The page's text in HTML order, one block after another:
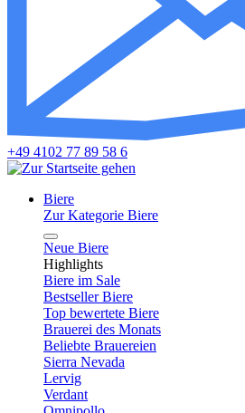
+49 4102 77 89 58 6
Biere
Zur Kategorie Biere
Neue Biere
Highlights
Biere im Sale
Bestseller Biere
Top bewertete Biere
Brauerei des Monats
Beliebte Brauereien
Sierra Nevada
Lervig
Verdant